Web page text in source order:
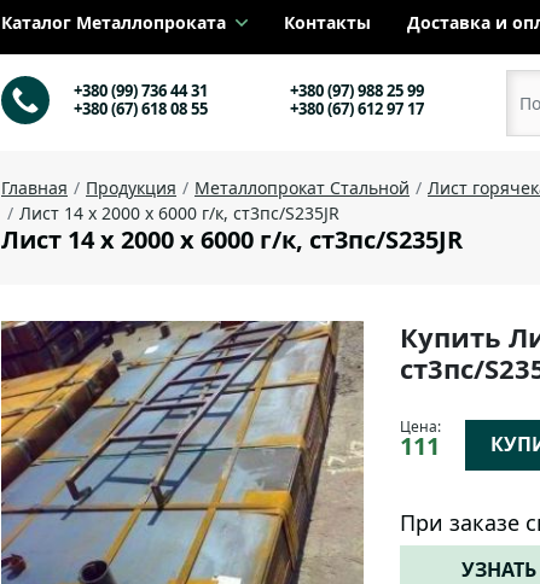
Каталог Металлопроката Контакты Доставка и
+380 (99) 736 44 31
+380 (97) 988 25 99
+380 (67) 618 08 55
+380 (67) 612 97 17
Главная Продукция Металлопрокат Стальной Лист
Лист 14 х 2000 х 6000 г/к, ст3пс/S235JR
Лист 14 х 2000 х 6000 г/к, ст3пс/S235JR
Купить
ст3пс/
Цена:
111
При заказе